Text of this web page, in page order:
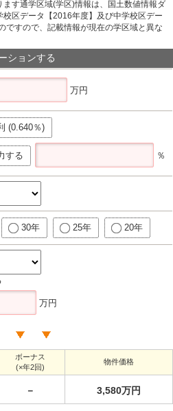
す通学区域(学区)情報は、国土数値情報ダ
区データ【2016年度】及び中学校区デー
ですので、記載情報が現在の学区域と異な
ションする
万円
(0.640％)
する ％
30年 25年 20年
万円
ボーナス
(×年2回)
物件価格
－ 3,580万円